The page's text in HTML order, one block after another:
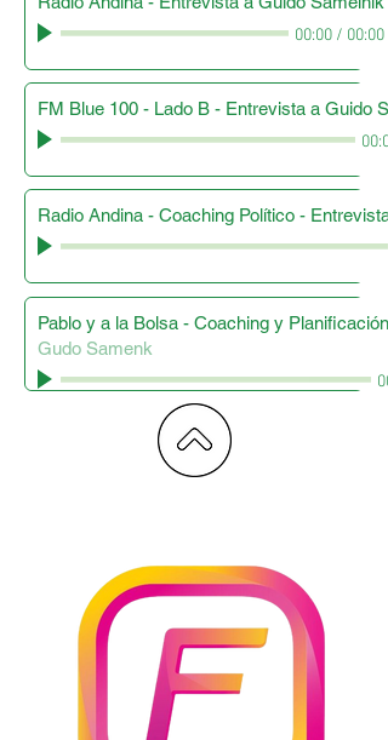
00:00 / 00:00
FM Blue 100 - Lado B - Entrevista a Guido
00:00
Radio Andina - Coaching Político -
Pablo y a la Bolsa - Coaching y Planificación
Gudo Samenk